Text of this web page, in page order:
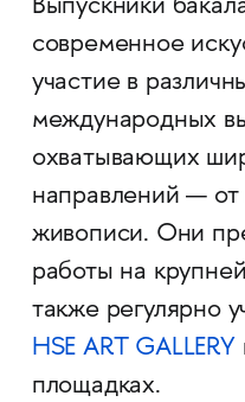
Выпускники
современное
участие в
международных
охватывающих
направлений —
живописи. Они
работы на
также регулярно
HSE ART GALLERY
площадках.